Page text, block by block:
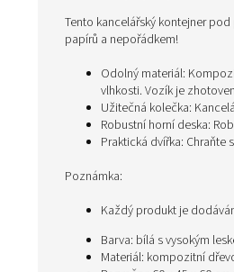
Tento kancelářský kontejner
papírů a nepořádkem!
Odolný materiál:
vlhkosti. Vozík je
Užitečná kolečka:
Robustní horní deska:
Praktická dvířka:
Poznámka:
Každý produkt je
Barva: bílá s vysokým
Materiál: kompozitní